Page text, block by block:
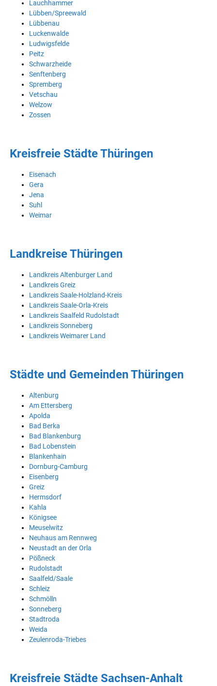
Lauchhammer
Lübben/Spreewald
Lübbenau
Luckenwalde
Ludwigsfelde
Peitz
Schwarzheide
Senftenberg
Spremberg
Vetschau
Welzow
Zossen
Kreisfreie Städte Thüringen
Eisenach
Gera
Jena
Suhl
Weimar
Landkreise Thüringen
Landkreis Altenburger Land
Landkreis Greiz
Landkreis Saale-Holzland-Kreis
Landkreis Saale-Orla-Kreis
Landkreis Saalfeld Rudolstadt
Landkreis Sonneberg
Landkreis Weimarer Land
Städte und Gemeinden Thüringen
Altenburg
Am Ettersberg
Apolda
Bad Berka
Bad Blankenburg
Bad Lobenstein
Blankenhain
Dornburg-Camburg
Eisenberg
Greiz
Hermsdorf
Kahla
Königsee
Meuselwitz
Neuhaus am Rennweg
Neustadt an der Orla
Pößneck
Rudolstadt
Saalfeld/Saale
Schleiz
Schmölln
Sonneberg
Stadtroda
Weida
Zeulenroda-Triebes
Kreisfreie Städte Sachsen-Anhalt